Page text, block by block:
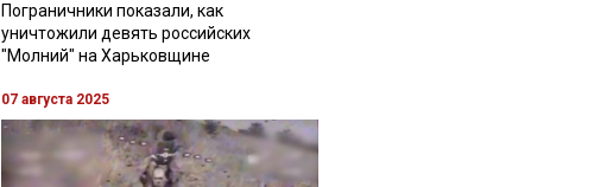
Пограничники показали, как
уничтожили девять российских
"Молний" на Харьковщине
07 августа 2025